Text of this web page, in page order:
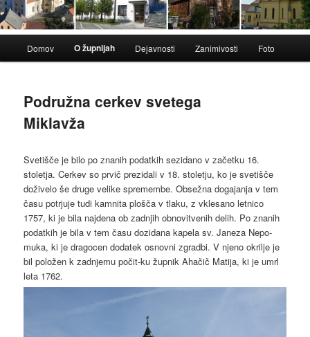
Domov O župnijah Dejavnosti Zanimivosti Foto
Podružna cerkev svetega
Miklavža
Svetišče je bilo po znanih podatkih sezidano v začetku 16.
stoletja. Cerkev so prvič prezidali v 18. stoletju, ko je svetišče
doživelo še druge velike spremembe. Obsežna dogajanja v tem
času potrjuje tudi kamnita plošča v tlaku, z vklesano letnico
1757, ki je bila najdena ob zadnjih obnovitvenih delih. Po znanih
podatkih je bila v tem času dozidana kapela sv. Janeza Nepo-
muka, ki je dragocen dodatek osnovni zgradbi. V njeno okrilje je
bil položen k zadnjemu počit-ku župnik Ahačič Matija, ki je umrl
leta 1762.